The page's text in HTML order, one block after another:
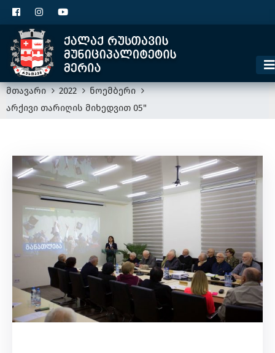
მთავარი 2022
ნოემბერი
არქივი თარიღის მიხედვით 05"